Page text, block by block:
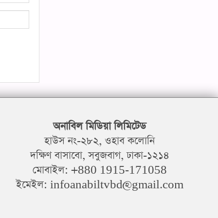
অনাবিল মিডিয়া লিমিটেড
হাউস নং-২৮২, ওহাব কলোনি
দক্ষিণ বাসাবো, সবুজবাগ, ঢাকা-১২১৪
মোবাইল: +880 1915-171058
ইমেইল: infoanabiltvbd@gmail.com